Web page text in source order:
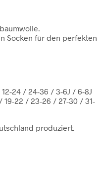
Socken für den perfekten
24 / 24-36 / 3-6J / 6-8J
/ 19-22 / 23-26 / 27-30 / 31-
produziert.